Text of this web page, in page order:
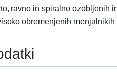
ravno in spiralno ozobljenih
obremenjenih